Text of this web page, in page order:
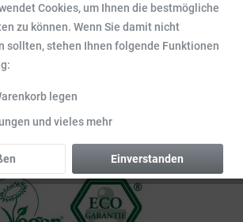
Cookies, um Ihnen die bestmögliche
zu können. Wenn Sie damit nicht
sollten, stehen Ihnen folgende Funktionen
legen
und vieles mehr
Einverstanden